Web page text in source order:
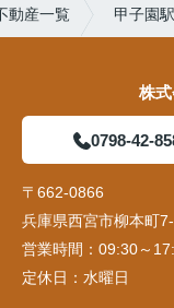
動産一覧 甲子園駅
株
0798-42-
〒662-0866
兵庫県西宮市柳本町
営業時間： 09:30～
定休日： 水曜日